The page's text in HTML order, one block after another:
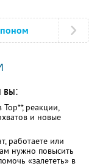
вы:
реакции,
и новые
работаете или
нужно повысить
«залететь» в